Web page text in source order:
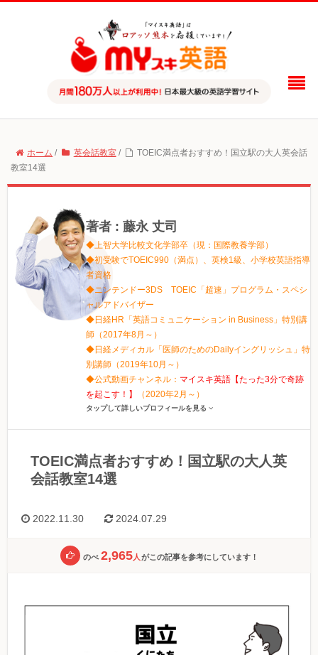
ホーム / 英会話教室 /
TOEIC満点者おすすめ！国立駅の大人英会話
教室14選
著者 : 藤永 丈司
◆上智大学比較文化学部卒（現：国際教養学部）
◆初受験でTOEIC990（満点）、英検1級、小学校英語指導
者資格
◆ニンテンドー3DS TOEIC「超速」プログラム・スペシ
ャルアドバイザー
◆日経HR「英語コミュニケーション in Business」特別講
師（2017年8月～）
◆日経メディカル「医師のためのDailyイングリッシュ」特
別講師（2019年10月～）
◆公式動画チャンネル： マイスキ英語【たった3分で奇跡
を起こす！】
（2020年2月～）
タップして詳しいプロフィールを見る
TOEIC満点者おすすめ！国立駅の大人英
会話教室14選
2022.11.30 2024.07.29
のべ 2,965人 がこの記事を参考にしています！